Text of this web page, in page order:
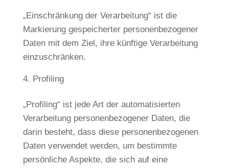
„Einschränkung der Verarbeitung“ ist die
Markierung gespeicherter personenbezogener
Daten mit dem Ziel, ihre künftige Verarbeitung
einzuschränken.
Profiling
„Profiling“ ist jede Art der automatisierten
Verarbeitung personenbezogener Daten, die
darin besteht, dass diese personenbezogenen
Daten verwendet werden, um bestimmte
persönliche Aspekte, die sich auf eine